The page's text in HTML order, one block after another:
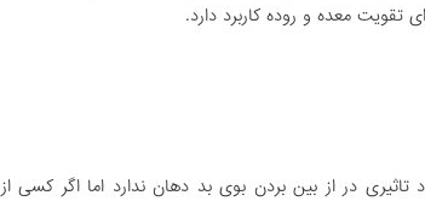
معده و روده کاربرد دارد.
در از بین بردن بوی بد دهان ندارد اما اگر کسی از